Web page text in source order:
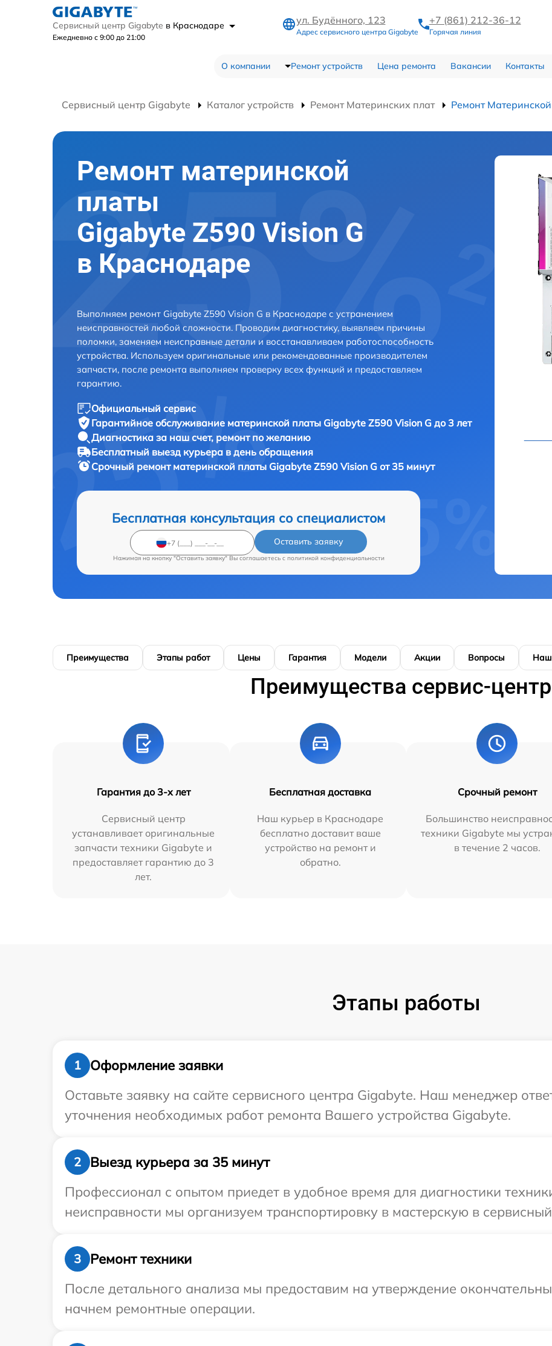
Сервисный центр Gigabyte в Краснодаре
Ежедневно с 9:00 до 21:00
ул. Будённого, 123
Адрес сервисного центра Gigabyte
+7 (861) 212-36-12
Горячая линия
О компании Ремонт устройств Цена ремонта Вакансии Контакты
Сервисный центр Gigabyte Каталог устройств Ремонт Материнских плат Ремонт
Ремонт материнской
платы
Gigabyte Z590 Vision G
в Краснодаре
Выполняем ремонт Gigabyte Z590 Vision G в Краснодаре с устранением
неисправностей любой сложности. Проводим диагностику, выявляем причины
поломки, заменяем неисправные детали и восстанавливаем работоспособность
устройства. Используем оригинальные или рекомендованные производителем
запчасти, после ремонта выполняем проверку всех функций и предоставляем
гарантию.
Официальный сервис
Гарантийное обслуживание материнской платы Gigabyte Z590 Vision G до 3 лет
Диагностика за наш счет, ремонт по желанию
Бесплатный выезд курьера в день обращения
Срочный ремонт материнской платы Gigabyte Z590 Vision G от 35 минут
Бесплатная консультация со специалистом
Оставить заявку
Нажимая на кнопку "Оставить заявку" Вы соглашаетесь c политикой конфиденциальности
Преимущества Этапы работ Цены Гарантия Модели Акции Вопросы
Преимущества сервис-
Гарантия до 3-х лет
Сервисный центр
устанавливает оригинальные
запчасти техники Gigabyte и
предоставляет гарантию до 3
лет.
Бесплатная доставка
Наш курьер в Краснодаре
бесплатно доставит ваше
устройство на ремонт и
обратно.
Срочный ремонт
Большинство
техники Gigabyte мы
в течение 2 часов.
Этапы работы
1
Оформление заявки
Оставьте заявку на сайте сервисного центра Gigabyte. Наш менеджер
уточнения необходимых работ ремонта Вашего устройства Gigabyte.
2
Выезд курьера за 35 минут
Профессионал с опытом приедет в удобное время для диагностики
неисправности мы организуем транспортировку в мастерскую в
3
Ремонт техники
После детального анализа мы предоставим на утверждение
начнем ремонтные операции.